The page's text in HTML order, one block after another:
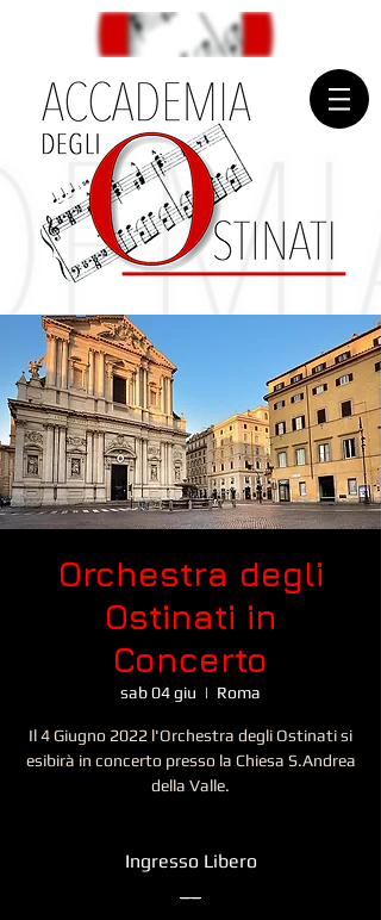
Orchestra degli
Ostinati in
Concerto
sab 04 giu
  |
Roma
Il 4 Giugno 2022 l'Orchestra degli Ostinati si
esibirà in concerto presso la Chiesa S.Andrea
della Valle.
Ingresso Libero